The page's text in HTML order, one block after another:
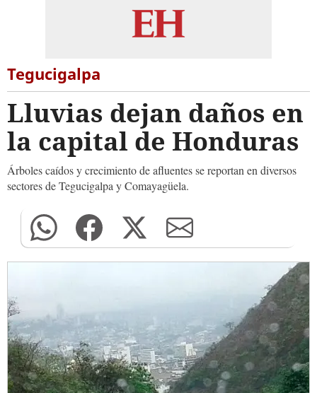
Tegucigalpa
Lluvias dejan daños en
la capital de Honduras
Árboles caídos y crecimiento de afluentes se reportan en diversos
sectores de Tegucigalpa y Comayagüela.